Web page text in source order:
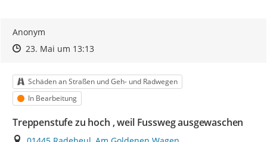
Anonym
Zeitpunkt des Erstellens
Zeitpunkt des Erstellens
23. Mai um 13:13Zur Äußerung
Kategorie
Schäden an Straßen und Geh- und Radwegen
Status
In Bearbeitung
Treppenstufe zu hoch , weil Fussweg ausgewaschen